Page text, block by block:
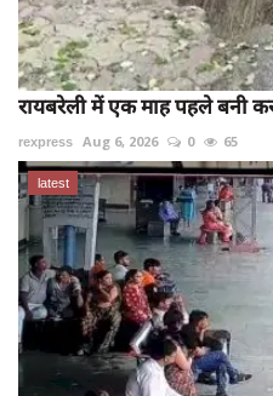
रायबरेली में एक माह पहले बनी
rexpress Aug 6, 2026 0 65
latest